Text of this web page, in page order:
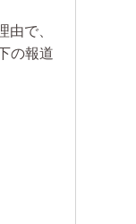
由で、
の報道